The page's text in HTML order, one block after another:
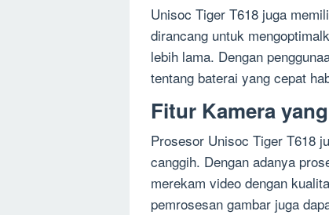
Unisoc Tiger T618 juga
dirancang untuk
lebih lama. Dengan
tentang baterai yang cepat
Fitur Kamera
Prosesor Unisoc Tiger T618
canggih. Dengan adanya
merekam video dengan
pemrosesan gambar juga